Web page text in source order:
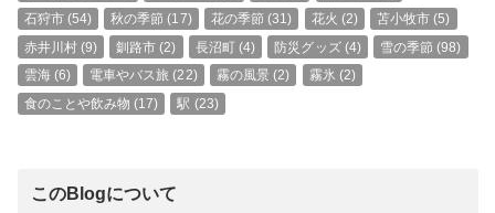
石狩市(54) 秋の季節 (17) 花の季節 (31) 花火 (2) 苫小牧市 (5)
赤井川村(9) 釧路市 (2) 長沼町(4) 防災グッズ(4) 雪の季節 (98)
雲海(6) 電車やバス旅 (22) 霧の風景 (2) 霧氷 (2)
食のことや飲み物 (17) 駅 (23)
このBlogについて